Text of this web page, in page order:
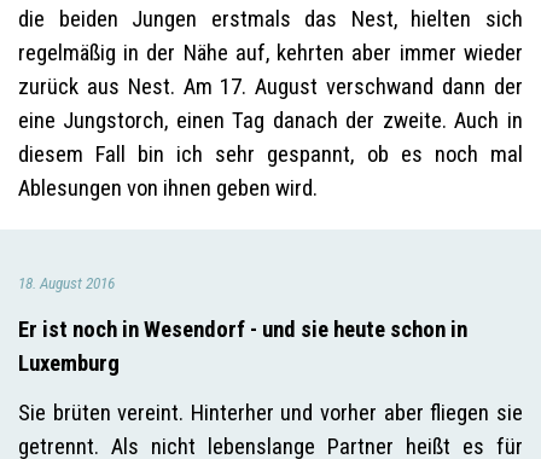
die beiden Jungen erstmals das Nest, hielten sich
regelmäßig in der Nähe auf, kehrten aber immer wieder
zurück aus Nest. Am 17. August verschwand dann der
eine Jungstorch, einen Tag danach der zweite. Auch in
diesem Fall bin ich sehr gespannt, ob es noch mal
Ablesungen von ihnen geben wird.
18. August 2016
Er ist noch in Wesendorf - und sie heute schon in
Luxemburg
Sie brüten vereint. Hinterher und vorher aber fliegen sie
getrennt. Als nicht lebenslange Partner heißt es für